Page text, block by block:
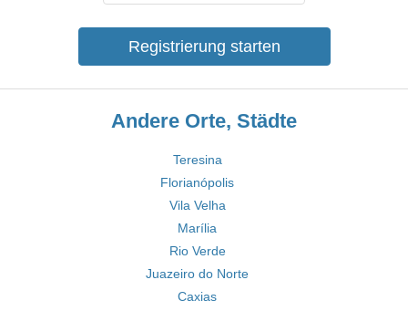
Registrierung starten
Andere Orte, Städte
Teresina
Florianópolis
Vila Velha
Marília
Rio Verde
Juazeiro do Norte
Caxias